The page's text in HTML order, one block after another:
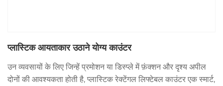
प्लास्टिक आयताकार उठाने योग्य काउंटर
उन व्यवसायों के लिए जिन्हें प्रमोशन या डिस्प्ले में फ़ंक्शन और दृश्य अपील
दोनों की आवश्यकता होती है, प्लास्टिक रेक्टेंगल लिफ्टेबल काउंटर एक स्मार्ट,